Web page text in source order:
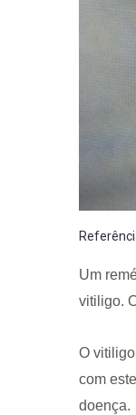
Um
vitiligo.
O
com
doença.